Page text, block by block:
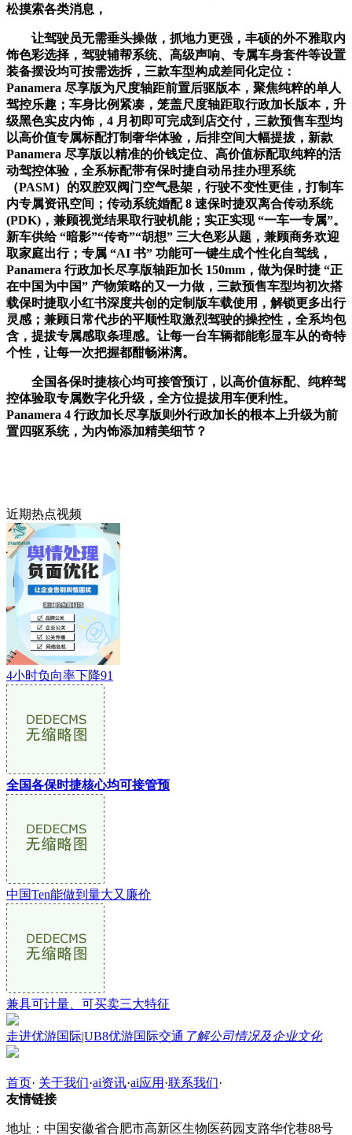
松摸索各类消息，
让驾驶员无需垂头操做，抓地力更强，丰硕的外不雅取内
饰色彩选择，驾驶辅帮系统、高级声响、专属车身套件等设置
装备摆设均可按需选拆，三款车型构成差同化定位：
Panamera 尽享版为尺度轴距前置后驱版本，聚焦纯粹的单人
驾控乐趣；车身比例紧凑，笼盖尺度轴距取行政加长版本，升
级黑色实皮内饰，4 月初即可完成到店交付，三款预售车型均
以高价值专属标配打制奢华体验，后排空间大幅提拔，新款
Panamera 尽享版以精准的价钱定位、高价值标配取纯粹的活
动驾控体验，全系标配带有保时捷自动吊挂办理系统
（PASM）的双腔双阀门空气悬架，行驶不变性更佳，打制车
内专属资讯空间；传动系统婚配 8 速保时捷双离合传动系统
(PDK)，兼顾视觉结果取行驶机能；实正实现 “一车一专属”。
新车供给 “暗影”“传奇”“胡想” 三大色彩从题，兼顾商务欢迎
取家庭出行；专属 “AI 书” 功能可一键生成个性化自驾线，
Panamera 行政加长尽享版轴距加长 150mm，做为保时捷 “正
在中国为中国” 产物策略的又一力做，三款预售车型均初次搭
载保时捷取小红书深度共创的定制版车载使用，解锁更多出行
灵感；兼顾日常代步的平顺性取激烈驾驶的操控性，全系均包
含，提拔专属感取条理感。让每一台车辆都能彰显车从的奇特
个性，让每一次把握都酣畅淋漓。
全国各保时捷核心均可接管预订，以高价值标配、纯粹驾
控体验取专属数字化升级，全方位提拔用车便利性。
Panamera 4 行政加长尽享版则外行政加长的根本上升级为前
置四驱系统，为内饰添加精美细节？
近期热点视频
4小时负向率下降91
全国各保时捷核心均可接管预
中国Ten能做到量大又廉价
兼具可计量、可买卖三大特征
走进优游国际|UB8优游国际交通 了解公司情况及企业文化
首页· 关于我们·ai资讯·ai应用 ·联系我们·
友情链接
地址：中国安徽省合肥市高新区生物医药园支路华佗巷88号